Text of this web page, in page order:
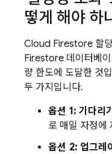
떻게 해야 하
Cloud Firestore 할
Firestore 데이터베
량 한도에 도달한 것
두 가지입니다.
옵션 1: 기다리기
로 매일 자정에
옵션 2: 업그레